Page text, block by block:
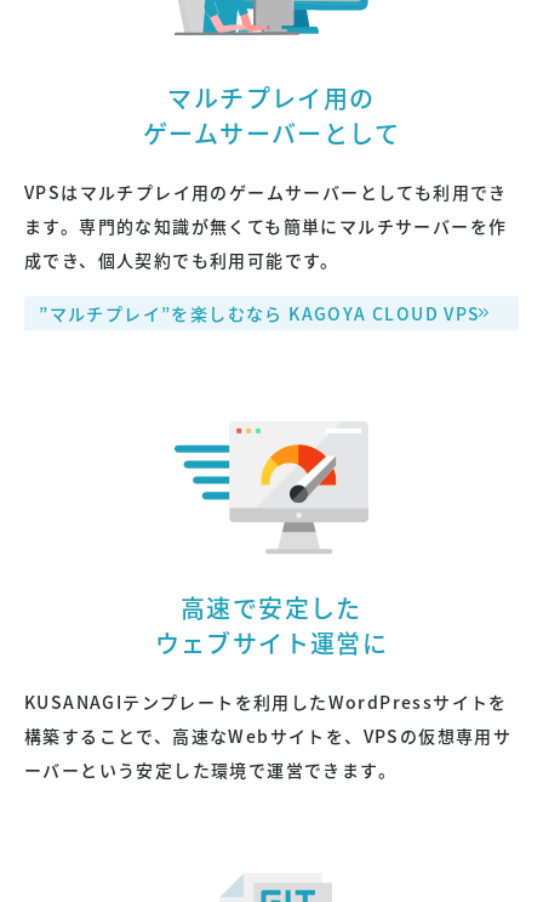
マルチプレイ用の
ゲームサーバーとして
VPSはマルチプレイ用のゲームサーバーとしても利用でき
ます。専門的な知識が無くても簡単にマルチサーバーを作
成でき、個人契約でも利用可能です。
”マルチプレイ”を楽しむなら KAGOYA CLOUD VPS
高速で安定した
ウェブサイト運営に
KUSANAGIテンプレートを利用したWordPressサイトを
構築することで、高速なWebサイトを、VPSの仮想専用サ
ーバーという安定した環境で運営できます。